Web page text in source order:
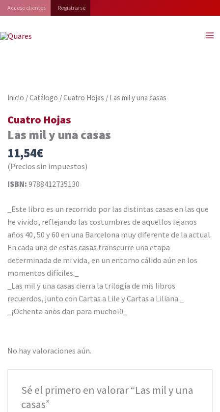
al
contenido
Acceso clientes Registrarse
Inicio /Catálogo /Cuatro Hojas / Las mil y una casas
Cuatro Hojas
Las mil y una casas
11,54€
(Precios sin impuestos)
ISBN: 9788412735130
_Este libro es un recorrido por las distintas casas en las que
he vivido, reflejando las costumbres de aquellos lejanos
años 40, 50 y 60 en una Barcelona muy diferente de la actual.
En cada una de estas casas transcurre una etapa
determinada de mi vida, en un entorno cálido aún en los
momentos difíciles._
_Las mil y una casas cierra la trilogía de mis libros
recuerdos, junto con Cartas a Lile y Cartas a Liliana._
_¡Ochenta años dan para mucho!0_
No hay valoraciones aún.
Sé el primero en valorar “Las mil y una
casas”